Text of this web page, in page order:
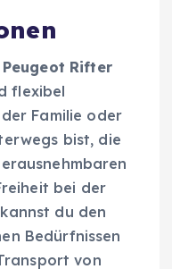
Peugeot Rifter
flexibel
Familie oder
bist, die
bei der
du den
Bedürfnissen
von